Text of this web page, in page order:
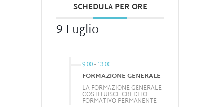
SCHEDULA PER ORE
9 Luglio
9.00-13.00
FORMAZIONE GENERALE
LA FORMAZIONE GENERALE
COSTITUISCE CREDITO
FORMATIVO PERMANENTE